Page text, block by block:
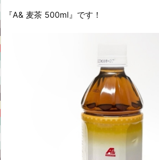
『A& 麦茶 500ml』です！